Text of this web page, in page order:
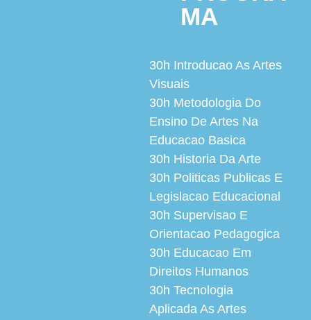
MA
30h Introducao As Artes
Visuais
30h Metodologia Do
Ensino De Artes Na
Educacao Basica
30h Historia Da Arte
30h Politicas Publicas E
Legislacao Educacional
30h Supervisao E
Orientacao Pedagogica
30h Educacao Em
Direitos Humanos
30h Tecnologia
Aplicada As Artes